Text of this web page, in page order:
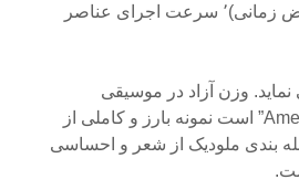
زمانبندی یک الگوی وزنی خاص را تغییر داده (انبساط و انقباض زمانی)٬ سرعت اجرای عناصر
وزن آزاد در موسیقی
دستگاهی ایرانی که شاخصه”موسیقی بدون وزن Ametric Music” است نمونه بارز و کاملی از
بندی ملودیک از شعر و احساسی